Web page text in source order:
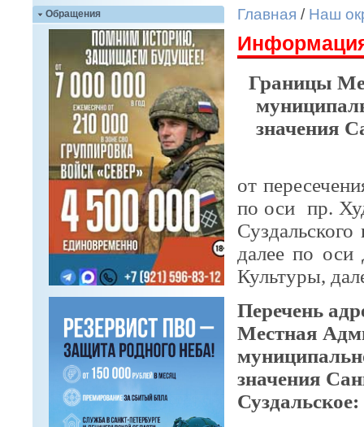
Обращения Главная / Наш
Границы
значения
от
по оси пр.
далее по
Культуры,
Перечень
Местная
значения
Суздальское: